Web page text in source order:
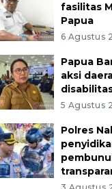
fasilitas
Papua
6 Agustus
Papua
aksi
5 Agustus
Polres